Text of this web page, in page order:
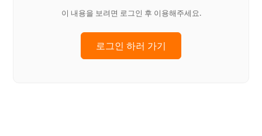
이 내용을 보려면 로그인 후 이용해주세요.
로그인 하러 가기